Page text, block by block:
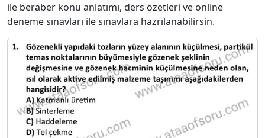
ile beraber konu anlatımı, ders özetleri ve online
deneme sınavları ile sınavlara hazrılanabilirsin.